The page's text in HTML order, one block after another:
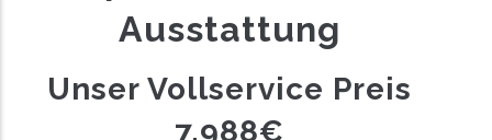
Ausstattung
Unser Vollservice Preis
7.988€